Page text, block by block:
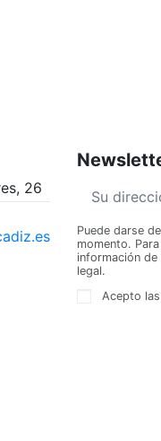
26
Puede darse
momento.
información
legal.
Acepto